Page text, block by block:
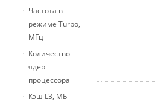
Частота в
режиме Turbo,
МГц
Количество
ядер
процессора
Кэш L3, МБ